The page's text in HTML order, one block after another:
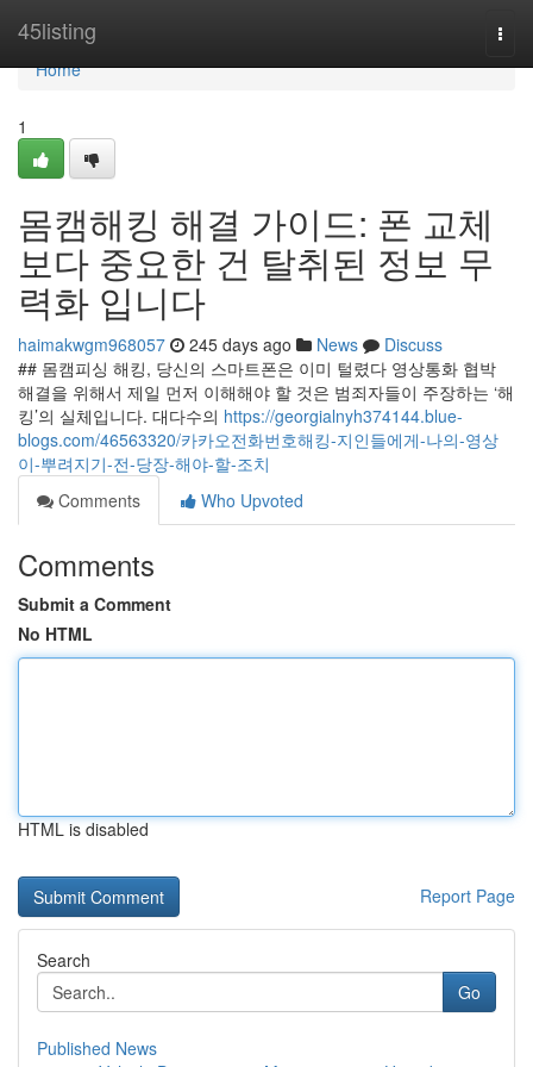
45listing
Home
Home
1
몸캠해킹 해결 가이드: 폰 교체
보다 중요한 건 탈취된 정보 무
력화 입니다
haimakwgm968057 245 days ago News
Discuss
## 몸캠피싱 해킹, 당신의 스마트폰은 이미 털렸다 영상통화 협박
해결을 위해서 제일 먼저 이해해야 할 것은 범죄자들이 주장하는 ‘해
킹’의 실체입니다. 대다수의 https://georgialnyh374144.blue-
blogs.com/46563320/카카오전화번호해킹-지인들에게-나의-영상
이-뿌려지기-전-당장-해야-할-조치
Comments
Who Upvoted
Comments
Submit a Comment
No HTML
HTML is disabled
Report Page
Search
Go
Published News